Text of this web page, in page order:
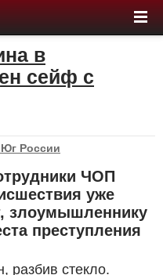
в
сейф с
России
ЧОП
уже
злоумышленнику
преступления
разбив стекло.